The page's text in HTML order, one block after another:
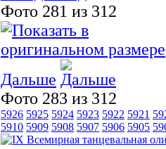
Фото 281 из 312
Дальше
Фото 283 из 312
5926 5925 5924 5923 5922 5921
5910 5909 5908 5907 5906 5905